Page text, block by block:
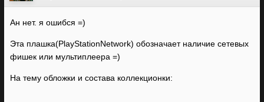
Ан нет. я ошибся =)
Эта плашка(PlayStationNetwork) обозначает наличие сетевых
фишек или мультиплеера =)
На тему обложки и состава коллекционки: